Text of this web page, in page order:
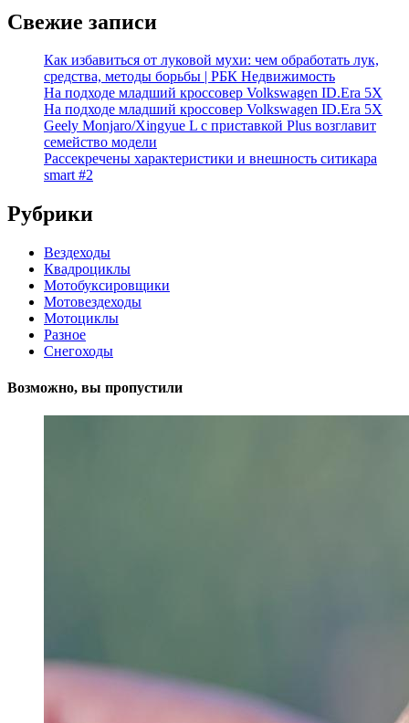
Свежие записи
Как избавиться от луковой мухи: чем обработать лук,
средства, методы борьбы | РБК Недвижимость
На подходе младший кроссовер Volkswagen ID.Era 5X
На подходе младший кроссовер Volkswagen ID.Era 5X
Geely Monjaro/Xingyue L с приставкой Plus возглавит
семейство модели
Рассекречены характеристики и внешность ситикара
smart #2
Рубрики
Вездеходы
Квадроциклы
Мотобуксировщики
Мотовездеходы
Мотоциклы
Разное
Снегоходы
Возможно, вы пропустили